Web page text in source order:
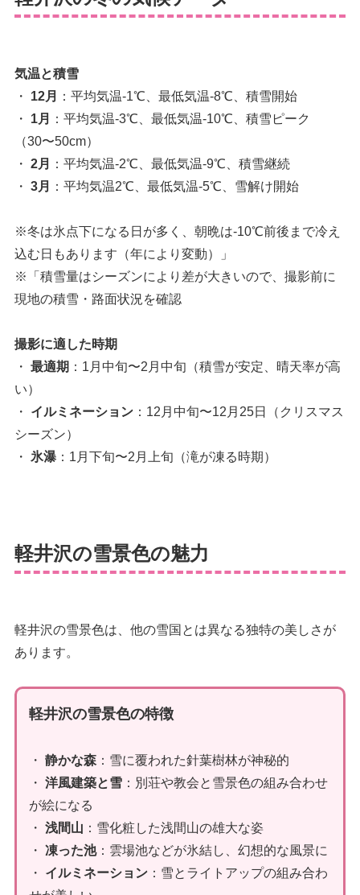
気温と積雪
・ 12月
：平均気温-1℃、最低気温-8℃、積雪開始
・ 1月
：平均気温-3℃、最低気温-10℃、積雪ピーク
（30〜50cm）
・ 2月
：平均気温-2℃、最低気温-9℃、積雪継続
・ 3月 ：平均気温2℃、最低気温-5℃、雪解け開始
※冬は氷点下になる日が多く、朝晩は-10℃前後まで冷え
込む日もあります（年により変動）」
※「積雪量はシーズンにより差が大きいので、撮影前に
現地の積雪・路面状況を確認
撮影に適した時期
・ 最適期 ：1月中旬〜2月中旬（積雪が安定、晴天率が高
い）
・ イルミネーション：12月中旬〜12月25日（クリスマス
シーズン）
・ 氷瀑：1月下旬〜2月上旬（滝が凍る時期）
軽井沢の雪景色の魅力
軽井沢の雪景色は、他の雪国とは異なる独特の美しさが
あります。
軽井沢の雪景色の特徴
・ 静かな森：雪に覆われた針葉樹林が神秘的
・ 洋風建築と雪：別荘や教会と雪景色の組み合わせ
が絵になる
・ 浅間山 ：雪化粧した浅間山の雄大な姿
・ 凍った池：雲場池などが氷結し、幻想的な風景に
・ イルミネーション：雪とライトアップの組み合わ